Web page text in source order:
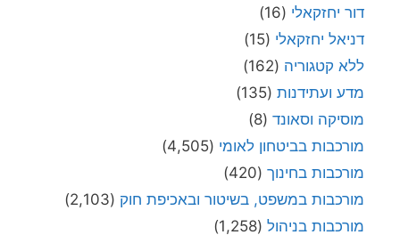
דור יחזקאלי (16)
דניאל יחזקאלי (15)
ללא קטגוריה (162)
מדע ועתידנות (135)
מוסיקה וסאונד (8)
מורכבות בביטחון לאומי (4,505)
מורכבות בחינוך (420)
מורכבות במשפט, בשיטור ובאכיפת חוק (2,103)
מורכבות בניהול (1,258)